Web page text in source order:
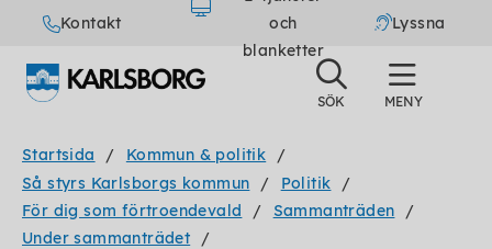
Kontakt
och
blanketter
Lyssna
Startsida
Kommun & politik
Så styrs Karlsborgs kommun
Politik
För dig som förtroendevald
Sammanträden
Under sammanträdet